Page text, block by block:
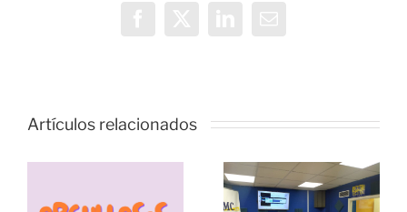
Artículos relacionados
estrategias
resiliencia